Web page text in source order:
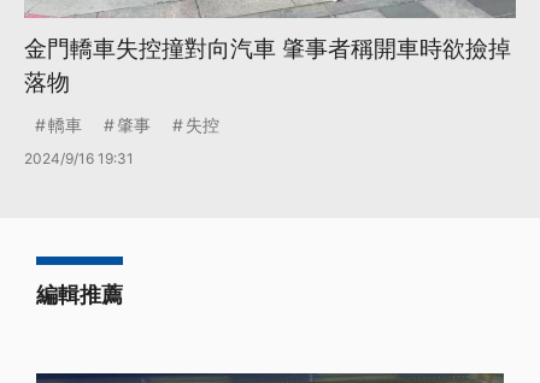
金門轎車失控撞對向汽車 肇事者稱開車時欲撿掉
落物
轎車 肇事 失控
2024/9/16 19:31
編輯推薦